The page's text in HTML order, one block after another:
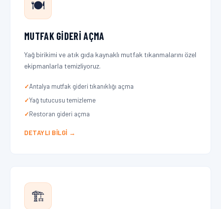
🍽️
MUTFAK GIDERI AÇMA
Yağ birikimi ve atık gıda kaynaklı mutfak tıkanmalarını özel
ekipmanlarla temizliyoruz.
Antalya mutfak gideri tıkanıklığı açma
Yağ tutucusu temizleme
Restoran gideri açma
DETAYLI BILGI →
🏗️